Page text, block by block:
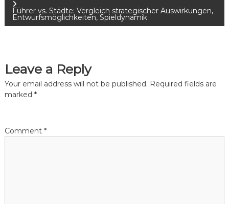
s
n
a
i
Führer vs. Städte: Vergleich strategischer Auswirkungen,
Entwurfsmöglichkeiten, Spieldynamik
Leave a Reply
Your email address will not be published. Required fields are
marked *
Comment *